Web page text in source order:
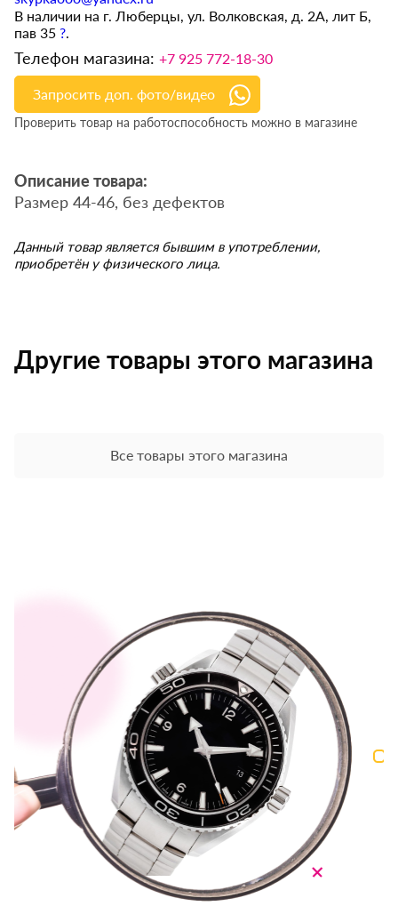
В наличии на г. Люберцы, ул. Волковская, д. 2А, лит Б,
пав 35?.
Телефон магазина:+7 925 772-18-30
Запросить доп. фото/видео
Проверить товар на работоспособность можно в магазине
Описание товара:
Размер 44-46, без дефектов
Данный товар является бывшим в употреблении,
приобретён у физического лица.
Другие товары этого магазина
Все товары этого магазина